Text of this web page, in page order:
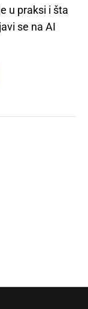
u praksi i šta
se na AI